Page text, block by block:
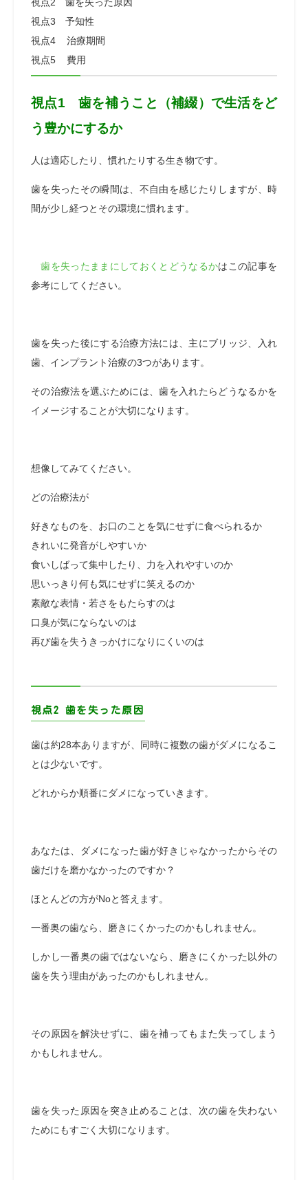
視点3 予知性
視点4 治療期間
視点5 費用
視点1 歯を補うこと（補綴）で生活をど
う豊かにするか
人は適応したり、慣れたりする生き物です。
歯を失ったその瞬間は、不自由を感じたりしますが、時
間が少し経つとその環境に慣れます。
歯を失ったままにしておくとどうなるかはこの記事を
参考にしてください。
歯を失った後にする治療方法には、主にブリッジ、入れ
歯、インプラント治療の3つがあります。
その治療法を選ぶためには、歯を入れたらどうなるかを
イメージすることが大切になります。
想像してみてください。
どの治療法が
好きなものを、お口のことを気にせずに食べられるか
きれいに発音がしやすいか
食いしばって集中したり、力を入れやすいのか
思いっきり何も気にせずに笑えるのか
素敵な表情・若さをもたらすのは
口臭が気にならないのは
再び歯を失うきっかけになりにくいのは
視点2 歯を失った原因
歯は約28本ありますが、同時に複数の歯がダメになるこ
とは少ないです。
どれからか順番にダメになっていきます。
あなたは、ダメになった歯が好きじゃなかったからその
歯だけを磨かなかったのですか？
ほとんどの方がNoと答えます。
一番奥の歯なら、磨きにくかったのかもしれません。
しかし一番奥の歯ではないなら、磨きにくかった以外の
歯を失う理由があったのかもしれません。
その原因を解決せずに、歯を補ってもまた失ってしまう
かもしれません。
歯を失った原因を突き止めることは、次の歯を失わない
ためにもすごく大切になります。